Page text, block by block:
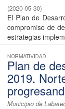
(2020-05-30)
El Plan de
compromiso de
estrategias
NORMATIVIDAD
Plan de
2019.
Municipio de